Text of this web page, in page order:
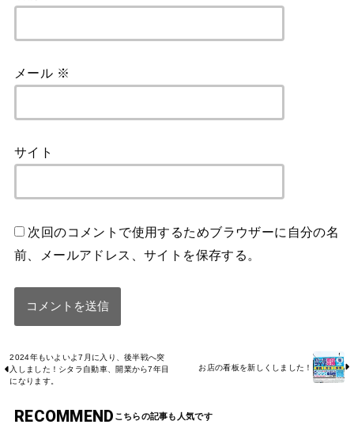
メール ※
サイト
次回のコメントで使用するためブラウザーに自分の名
前、メールアドレス、サイトを保存する。
2024年もいよいよ7月に入り、後半戦へ突
入しました！シタラ自動車、開業から7年目
になります。
お店の看板を新しくしました！
RECOMMEND